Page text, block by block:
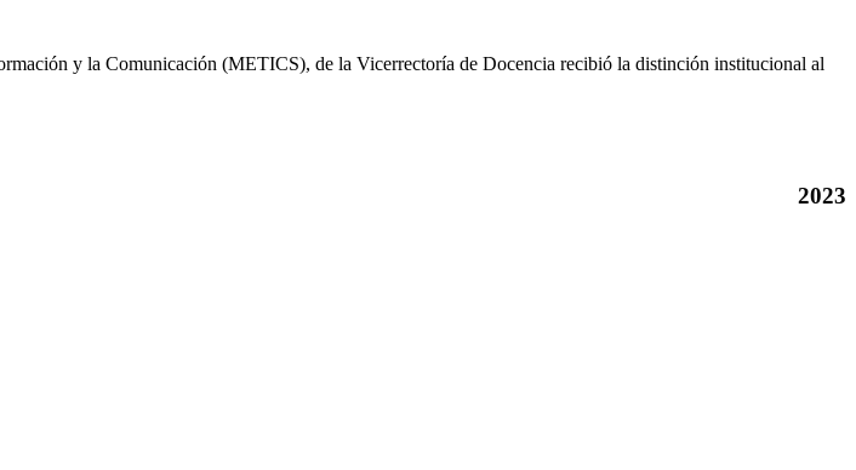
y la Comunicación (METICS), de la Vicerrectoría de Docencia recibió la distinción institucional al
2023